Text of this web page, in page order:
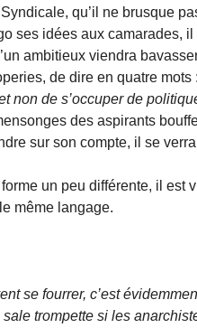
qu’il ne brusque
ses idées aux camarades,
ambitieux viendra
de dire en quatre mots :
non de s’occuper de
des aspirants
sur son compte, il se
un peu différente, il est
même langage.
se fourrer, c’est
trompette si les